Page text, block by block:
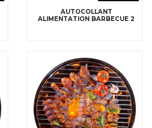
AUTOCOLLANT
ALIMENTATION BARBECUE 2